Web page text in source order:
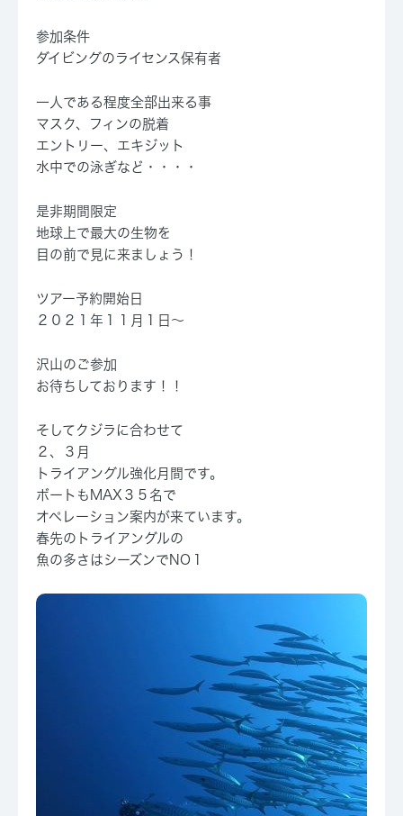
参加条件
ダイビングのライセンス保有者
一人である程度全部出来る事
マスク、フィンの脱着
エントリー、エキジット
水中での泳ぎなど・・・・
是非期間限定
地球上で最大の生物を
目の前で見に来ましょう！
ツアー予約開始日
２０２１年１１月１日～
沢山のご参加
お待ちしております！！
そしてクジラに合わせて
２、３月
トライアングル強化月間です。
ボートもMAX３５名で
オペレーション案内が来ています。
春先のトライアングルの
魚の多さはシーズンでNO１